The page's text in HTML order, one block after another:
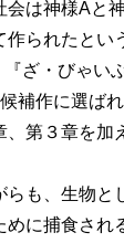
会は神様Aと
作られたと
『ざ・びゃい
補作に選ばれ
第３章を加
も、生物と
めに捕食され